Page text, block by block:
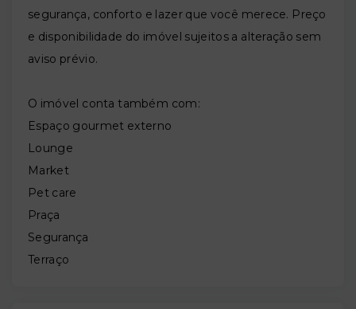
segurança, conforto e lazer que você merece. Preço
e disponibilidade do imóvel sujeitos a alteração sem
aviso prévio.
O imóvel conta também com:
Espaço gourmet externo
Lounge
Market
Pet care
Praça
Segurança
Terraço